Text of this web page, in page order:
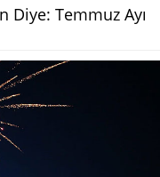
Diye: Temmuz Ayı